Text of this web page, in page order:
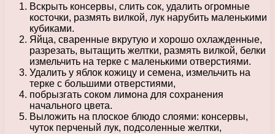
Вскрыть консервы, слить сок, удалить огромные
косточки, размять вилкой, лук нарубить маленькими
кубиками.
Яйца, сваренные вкрутую и хорошо охлажденные,
разрезать, вытащить желтки, размять вилкой, белки
измельчить на терке с маленькими отверстиями.
Удалить у яблок кожицу и семена, измельчить на
терке с большими отверстиями,
побрызгать соком лимона для сохранения
начального цвета.
Выложить на плоское блюдо слоями: консервы,
чуток перченый лук, подсоленные желтки,